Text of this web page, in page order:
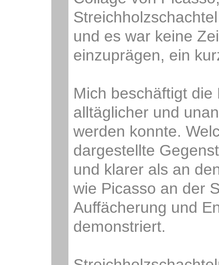
und es war keine
einzuprägen, ein
Mich beschäftigt
alltäglicher und
werden konnte.
dargestellte
und klarer als an
wie Picasso an der
Auffächerung und
demonstriert.